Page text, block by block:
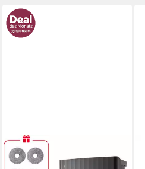
ROBOROCK
Saugroboter Qrevo Edge 2X